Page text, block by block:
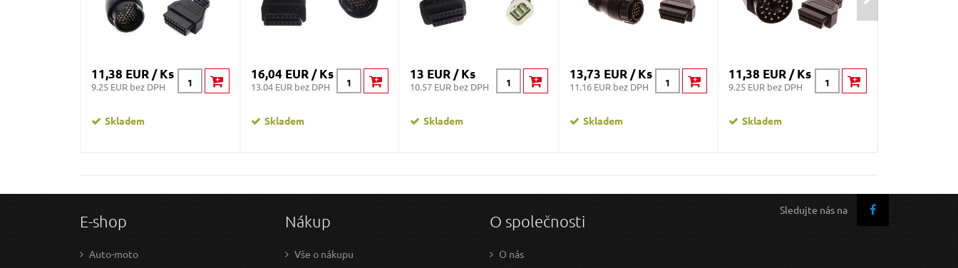
11,38 EUR / Ks
9.25 EUR bez DPH
Skladem
16,04 EUR / Ks
13.04 EUR bez DPH
Skladem
13 EUR / Ks
10.57 EUR bez DPH
Skladem
13,73 EUR / Ks
11.16 EUR bez DPH
Skladem
11,38 EUR / Ks
9.25 EUR bez DPH
Skladem
Sledujte nás na
E-shop
Auto-moto
Nákup
Vše o nákupu
O společnosti
O nás